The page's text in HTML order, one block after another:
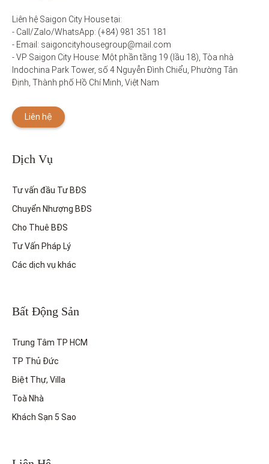
Liên hệ Saigon City House tại:
- Call/Zalo/WhatsApp: (+84) 981 351 181
- Email: saigoncityhousegroup@mail.com
- VP Saigon City House: Một phần tầng 19 (lầu 18), Tòa nhà
Indochina Park Tower, số 4 Nguyễn Đình Chiểu, Phường Tân
Định, Thành phố Hồ Chí Minh, Việt Nam
Liên hệ
Dịch Vụ
Tư vấn đầu Tư BĐS
Chuyển Nhượng BĐS
Cho Thuê BĐS
Tư Vấn Pháp Lý
Các dịch vụ khác
Bất Động Sản
Trung Tâm TP HCM
TP Thủ Đức
Biệt Thự, Villa
Toà Nhà
Khách Sạn 5 Sao